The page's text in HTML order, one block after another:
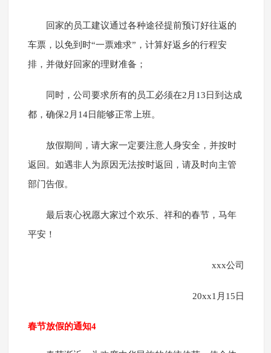
回家的员工建议通过各种途径提前预订好往返的
车票，以免到时“一票难求”，计算好返乡的行程安
排，并做好回家的理财准备；
同时，公司要求所有的员工必须在2月13日到达成
都，确保2月14日能够正常上班。
放假期间，请大家一定要注意人身安全，并按时
返回。如遇非人为原因无法按时返回，请及时向主管
部门告假。
最后衷心祝愿大家过个欢乐、祥和的春节，马年
平安！
xxx公司
20xx1月15日
春节放假的通知4